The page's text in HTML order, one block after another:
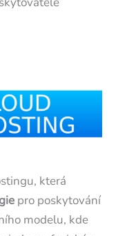
která
pro poskytování
modelu, kde